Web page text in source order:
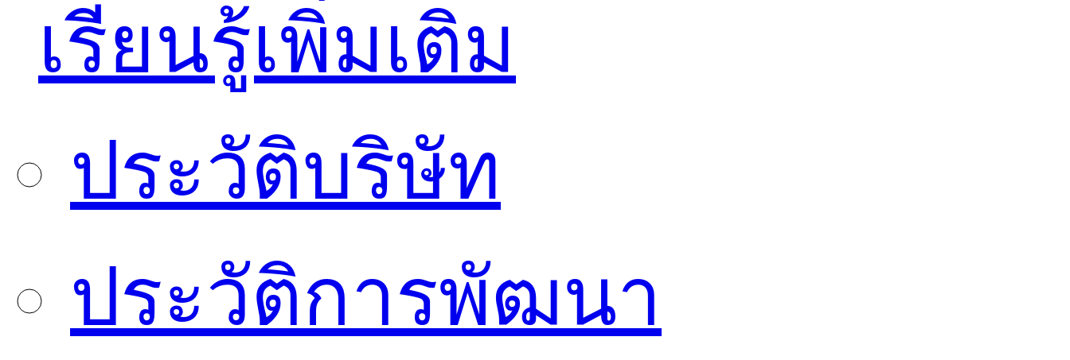
เรียนรู้เพิ่มเติม
ประวัติบริษัท
ประวัติการพัฒนา